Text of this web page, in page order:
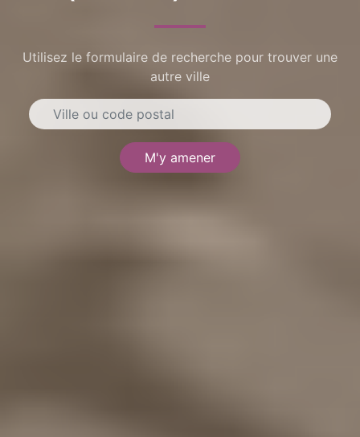
Utilisez le formulaire de recherche pour trouver une
autre ville
M'y amener